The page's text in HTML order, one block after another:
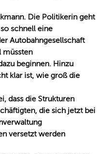
Die Politikerin geht
schnell eine
Autobahngesellschaft
müssten
beginnen. Hinzu
klar ist, wie groß die
dass die Strukturen
die sich jetzt bei
versetzt werden